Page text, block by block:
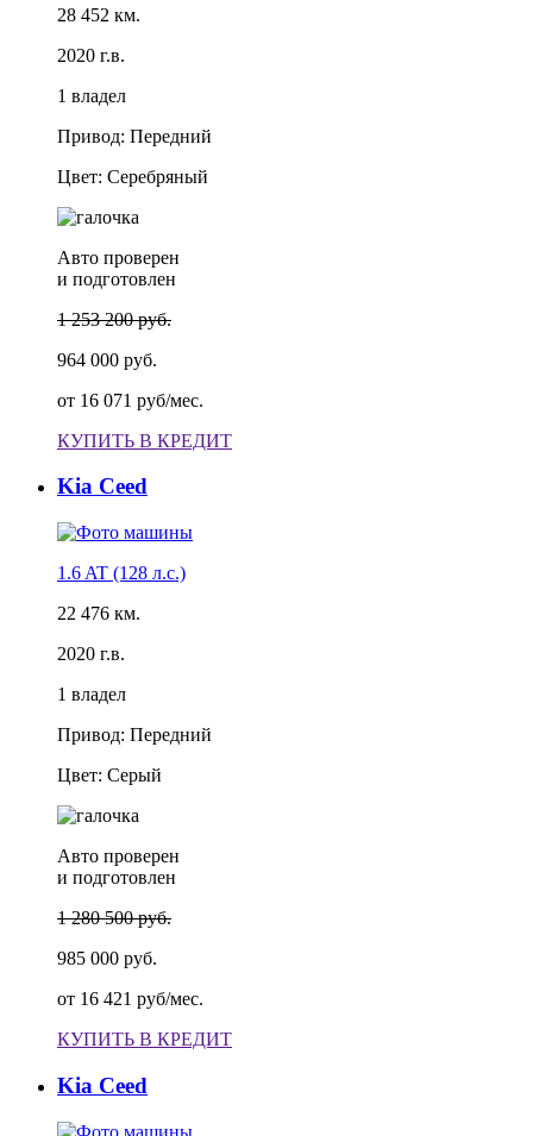
28 452 км.
2020 г.в.
1 владел
Привод: Передний
Цвет: Серебряный
Авто проверен
и подготовлен
1 253 200 руб.
964 000 руб.
от 16 071 руб/мес.
КУПИТЬ В КРЕДИТ
Kia Ceed
1.6 AT (128 л.с.)
22 476 км.
2020 г.в.
1 владел
Привод: Передний
Цвет: Серый
Авто проверен
и подготовлен
1 280 500 руб.
985 000 руб.
от 16 421 руб/мес.
КУПИТЬ В КРЕДИТ
Kia Ceed